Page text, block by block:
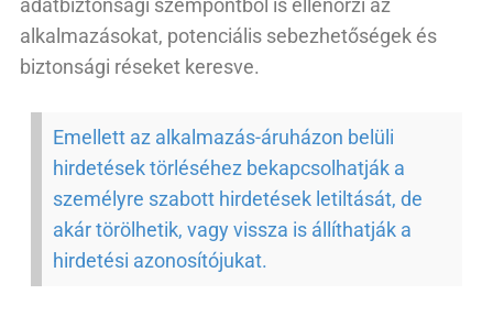
adatbiztonsági szempontból is ellenőrzi az
alkalmazásokat, potenciális sebezhetőségek és
biztonsági réseket keresve.
Emellett az alkalmazás-áruházon belüli
hirdetések törléséhez bekapcsolhatják a
személyre szabott hirdetések letiltását, de
akár törölhetik, vagy vissza is állíthatják a
hirdetési azonosítójukat.